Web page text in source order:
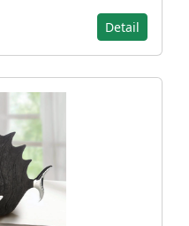
Detail